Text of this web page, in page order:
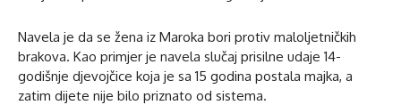
Navela je da se žena iz Maroka bori protiv maloljetničkih
brakova. Kao primjer je navela slučaj prisilne udaje 14-
godišnje djevojčice koja je sa 15 godina postala majka, a
zatim dijete nije bilo priznato od sistema.